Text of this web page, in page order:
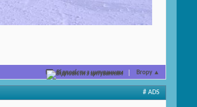
Відповісти з цитуванням Вгору ▲
# ADS